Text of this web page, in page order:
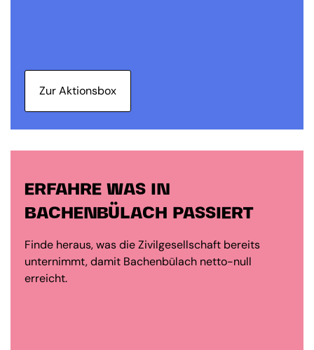
Zur Aktionsbox
ERFAHRE WAS IN
BACHENBÜLACH PASSIERT
Finde heraus, was die Zivilgesellschaft bereits
unternimmt, damit Bachenbülach netto-null
erreicht.